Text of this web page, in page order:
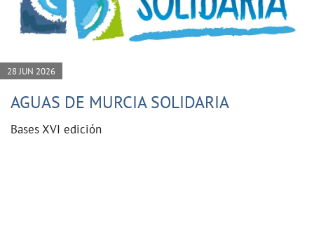
28 JUN 2026
AGUAS DE MURCIA SOLIDARIA
Bases XVI edición